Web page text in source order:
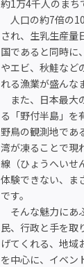
約1万4千人のまち
人口の約7倍の
され、生乳生産量
国であると同時に
やエビ、秋鮭など
れる漁業が盛んな
また、日本最大
る「野付半島」を
野鳥の観測地であ
湾が凍ることで現
線（ひょうへいせ
体験できない、ま
です。
そんな魅力にあ
民、行政と手を取
げてくれる、地域
を中心に、イベン